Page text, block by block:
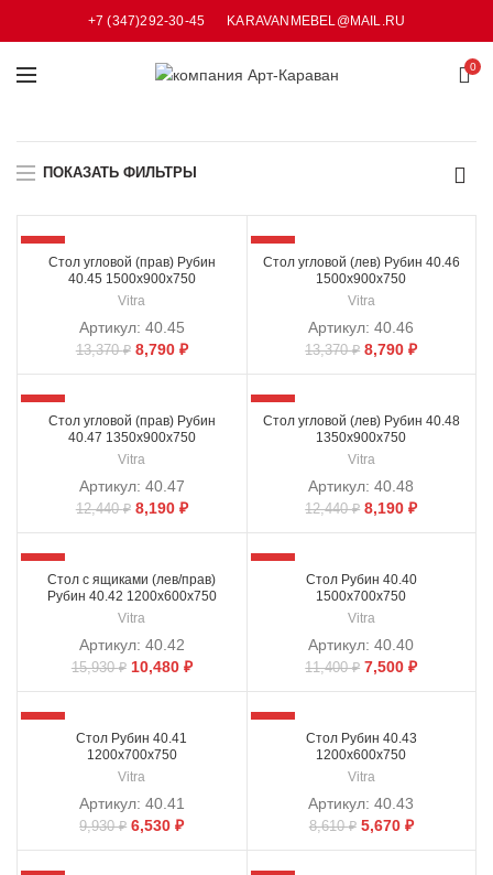
+7 (347)292-30-45 KARAVANMEBEL@MAIL.RU
0
ПОКАЗАТЬ ФИЛЬТРЫ
-34%
Стол угловой (прав) Рубин
40.45 1500х900х750
Vitra
Артикул: 40.45
13,370₽ 8,790 ₽
-34%
Стол угловой (лев) Рубин 40.46
1500х900х750
Vitra
Артикул:40.46
13,370₽ 8,790₽
-34%
Стол угловой (прав) Рубин
40.47 1350х900х750
Vitra
Артикул: 40.47
12,440₽ 8,190 ₽
-34%
Стол угловой (лев) Рубин 40.48
1350х900х750
Vitra
Артикул:40.48
12,440₽ 8,190₽
-34%
Стол с ящиками (лев/прав)
Рубин 40.42 1200х600х750
Vitra
Артикул: 40.42
15,930₽ 10,480 ₽
-34%
Стол Рубин 40.40
1500х700х750
Vitra
Артикул:40.40
11,400₽ 7,500₽
-34%
Стол Рубин 40.41
1200х700х750
Vitra
Артикул: 40.41
9,930₽ 6,530₽
-34%
Стол Рубин 40.43
1200х600х750
Vitra
Артикул:40.43
8,610₽ 5,670 ₽